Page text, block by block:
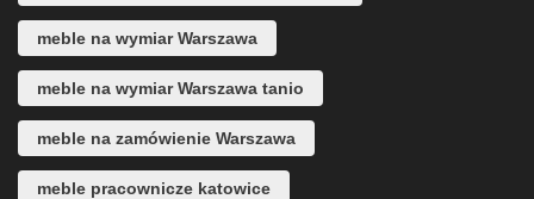
meble na wymiar Warszawa
meble na wymiar Warszawa tanio
meble na zamówienie Warszawa
meble pracownicze katowice